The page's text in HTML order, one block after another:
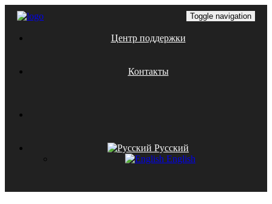
Toggle navigation
Центр поддержки
Контакты
Русский
English